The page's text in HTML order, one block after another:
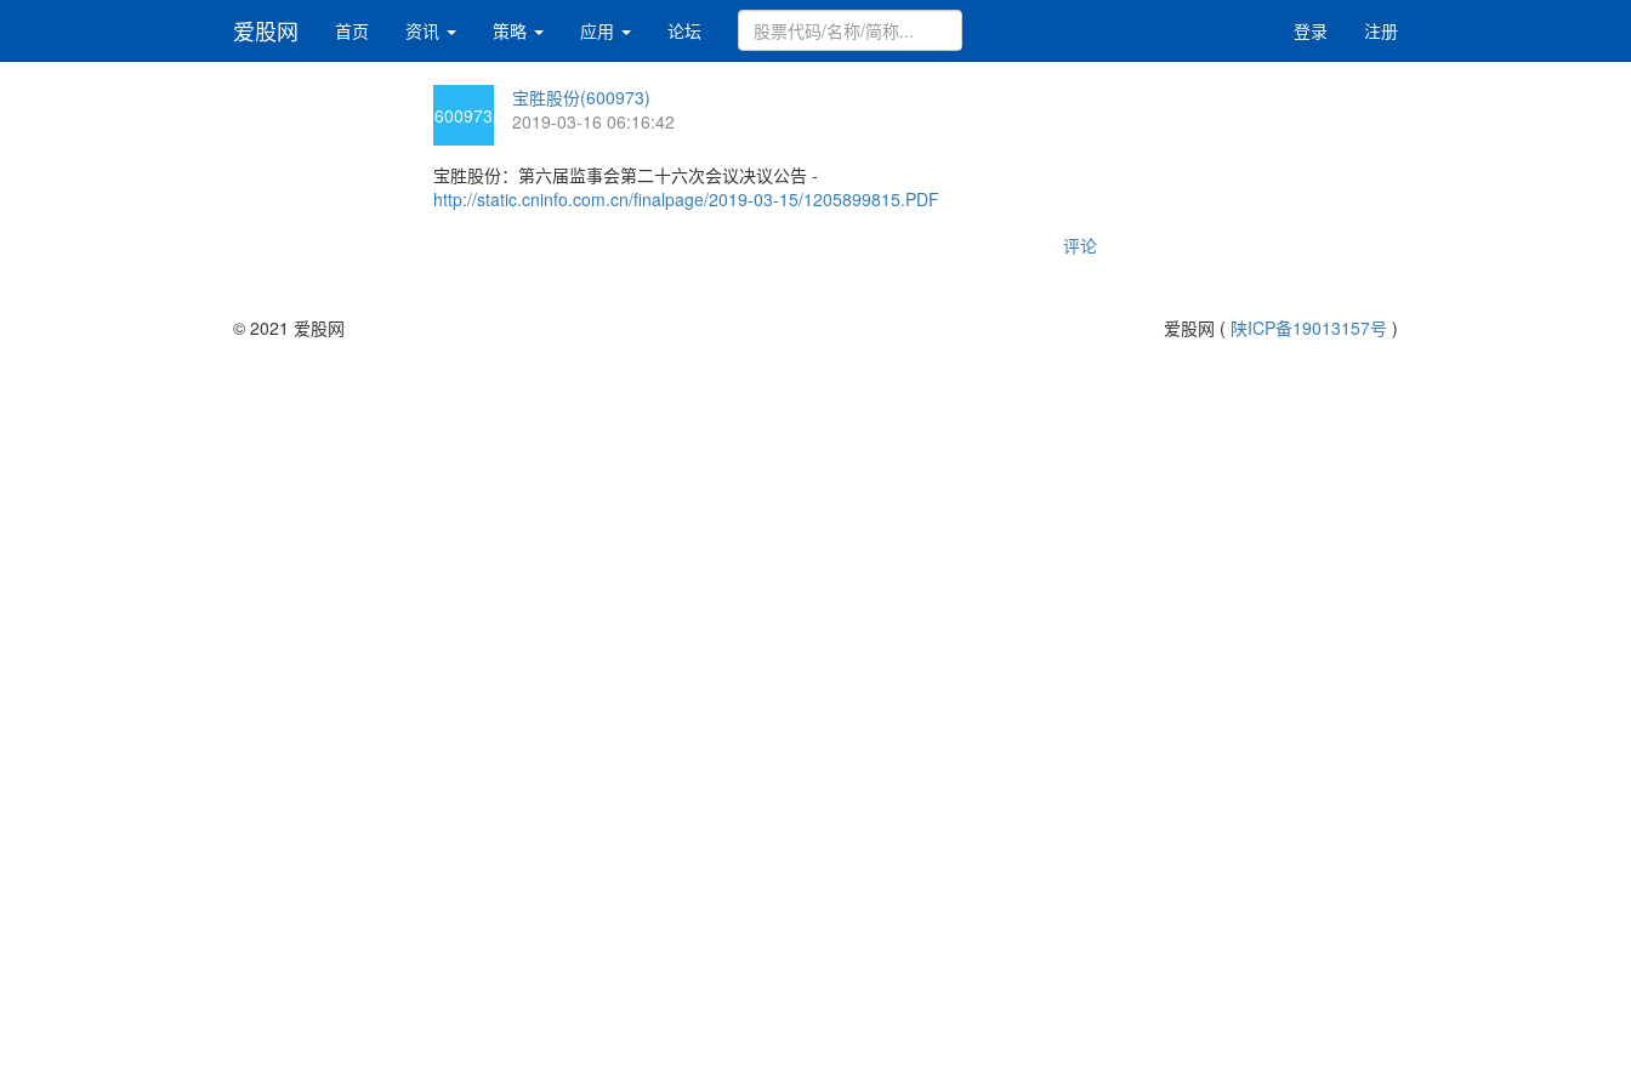
爱股网 首页 资讯 策略 应用 论坛 登录 注册
600973
宝胜股份(600973)
2019-03-16 06:16:42
宝胜股份：第六届监事会第二十六次会议决议公告 -
http://static.cninfo.com.cn/finalpage/2019-03-15/1205899815.PDF
评论
© 2021 爱股网 爱股网 ( 陕ICP备19013157号 )